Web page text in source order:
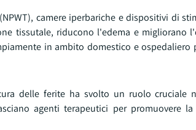
camere iperbariche e dispositivi di
tissutale, riducono l'edema e migliorano
in ambito domestico e ospedaliero
delle ferite ha svolto un ruolo cruciale
agenti terapeutici per promuovere